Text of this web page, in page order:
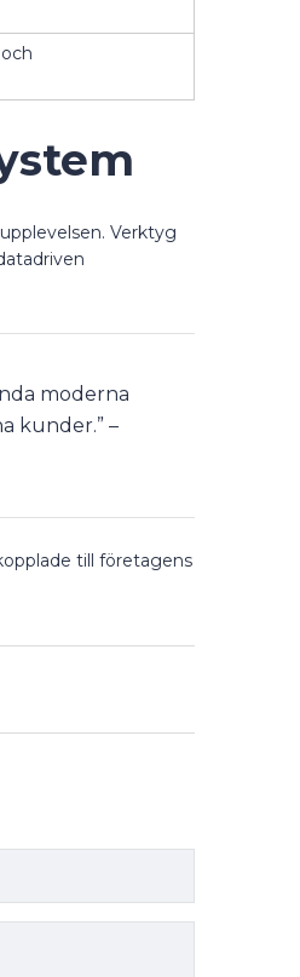
Verktyg
moderna
kunder.” –
till företagens